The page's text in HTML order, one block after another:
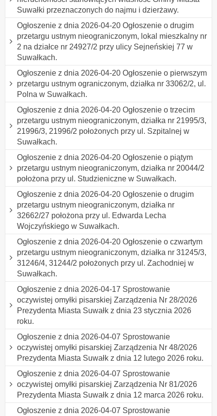
Suwałki przeznaczonych do najmu i dzierżawy.
Ogłoszenie z dnia 2026-04-20 Ogłoszenie o drugim
przetargu ustnym nieograniczonym, lokal mieszkalny nr
2 na działce nr 24927/2 przy ulicy Sejneńskiej 77 w
Suwałkach.
Ogłoszenie z dnia 2026-04-20 Ogłoszenie o pierwszym
przetargu ustnym ograniczonym, działka nr 33062/2, ul.
Polna w Suwałkach.
Ogłoszenie z dnia 2026-04-20 Ogłoszenie o trzecim
przetargu ustnym nieograniczonym, działka nr 21995/3,
21996/3, 21996/2 położonych przy ul. Szpitalnej w
Suwałkach.
Ogłoszenie z dnia 2026-04-20 Ogłoszenie o piątym
przetargu ustnym nieograniczonym, działka nr 20044/2
położona przy ul. Studzieniczne w Suwałkach.
Ogłoszenie z dnia 2026-04-20 Ogłoszenie o drugim
przetargu ustnym nieograniczonym, działka nr
32662/27 położona przy ul. Edwarda Lecha
Wojczyńskiego w Suwałkach.
Ogłoszenie z dnia 2026-04-20 Ogłoszenie o czwartym
przetargu ustnym nieograniczonym, działka nr 31245/3,
31246/4, 31244/2 położonych przy ul. Zachodniej w
Suwałkach.
Ogłoszenie z dnia 2026-04-17 Sprostowanie
oczywistej omyłki pisarskiej Zarządzenia Nr 28/2026
Prezydenta Miasta Suwałk z dnia 23 stycznia 2026
roku.
Ogłoszenie z dnia 2026-04-07 Sprostowanie
oczywistej omyłki pisarskiej Zarządzenia Nr 48/2026
Prezydenta Miasta Suwałk z dnia 12 lutego 2026 roku.
Ogłoszenie z dnia 2026-04-07 Sprostowanie
oczywistej omyłki pisarskiej Zarządzenia Nr 81/2026
Prezydenta Miasta Suwałk z dnia 12 marca 2026 roku.
Ogłoszenie z dnia 2026-04-07 Sprostowanie